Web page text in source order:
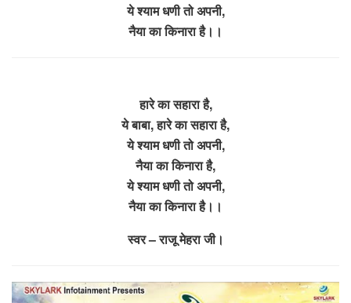
ये श्याम धणी तो अपनी,
नैया का किनारा है।।
हारे का सहारा है,
ये बाबा, हारे का सहारा है,
ये श्याम धणी तो अपनी,
नैया का किनारा है,
ये श्याम धणी तो अपनी,
नैया का किनारा है।।
स्वर – राजू मेहरा जी।